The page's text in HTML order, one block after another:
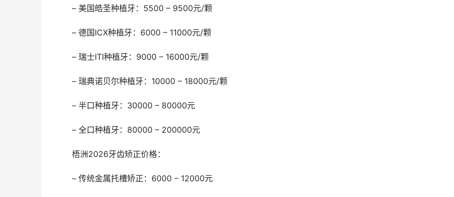
	– 美国皓圣种植牙：5500 – 9500元/颗
	– 德国ICX种植牙：6000 – 11000元/颗
	– 瑞士ITI种植牙：9000 – 16000元/颗
	– 瑞典诺贝尔种植牙：10000 – 18000元/颗
	– 半口种植牙：30000 – 80000元
	– 全口种植牙：80000 – 200000元
	梧洲2026牙齿矫正价格：
	– 传统金属托槽矫正：6000 – 12000元